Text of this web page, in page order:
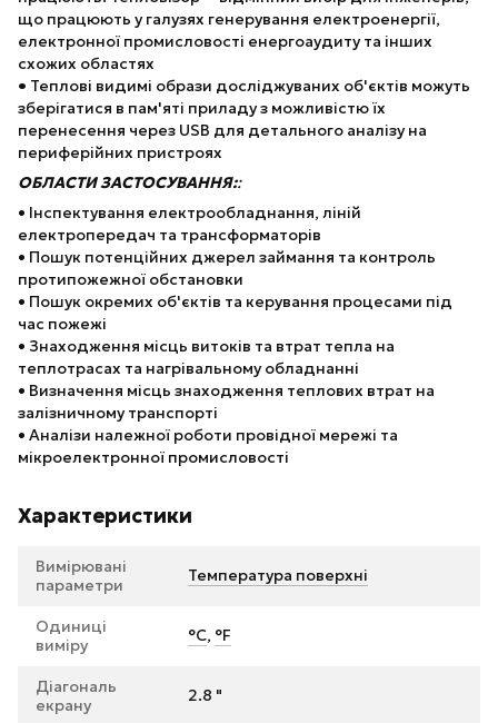
що працюють у галузях генерування електроенергії,
електронної промисловості енергоаудиту та інших
схожих областях
• Теплові видимі образи досліджуваних об'єктів можуть
зберігатися в пам'яті приладу з можливістю їх
перенесення через USB для детального аналізу на
периферійних пристроях
ОБЛАСТИ ЗАСТОСУВАННЯ::
• Інспектування електрообладнання, ліній
електропередач та трансформаторів
• Пошук потенційних джерел займання та контроль
протипожежної обстановки
• Пошук окремих об'єктів та керування процесами під
час пожежі
• Знаходження місць витоків та втрат тепла на
теплотрасах та нагрівальному обладнанні
• Визначення місць знаходження теплових втрат на
залізничному транспорті
• Аналізи належної роботи провідної мережі та
мікроелектронної промисловості
Характеристики
Вимірювані
параметри
Температура поверхні
Одиниці
виміру
°C, °F
Діагональ
екрану
2.8 "